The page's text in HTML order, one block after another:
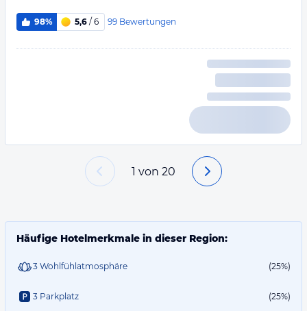
98% 5,6 / 6 99 Bewertungen
1 von 20
Häufige Hotelmerkmale in dieser Region:
3 Wohlfühlatmosphäre (25%)
3 Parkplatz (25%)